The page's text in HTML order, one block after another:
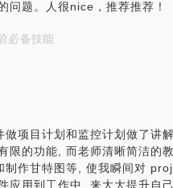
问题。人很nice，推荐推荐！
必备技能
项目计划和监控计划做了讲
限的功能, 而老师清晰简洁的
制作甘特图等, 使我瞬间对
应用到工作中, 来大大提升自